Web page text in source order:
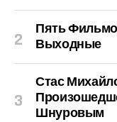
Пять
Выходные
Стас
Шнуровым